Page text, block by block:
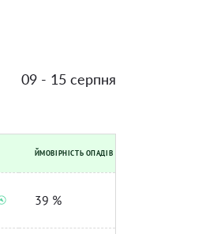
09 - 15 серпня
ЙМОВІРНІСТЬ ОПАДІВ
39 %